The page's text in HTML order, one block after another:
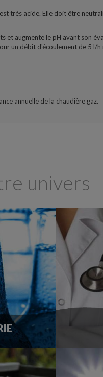
très acide. Elle doit être
et augmente le pH avant son
un débit d'écoulement de 5 l/h
annuelle de la chaudière gaz.
univers